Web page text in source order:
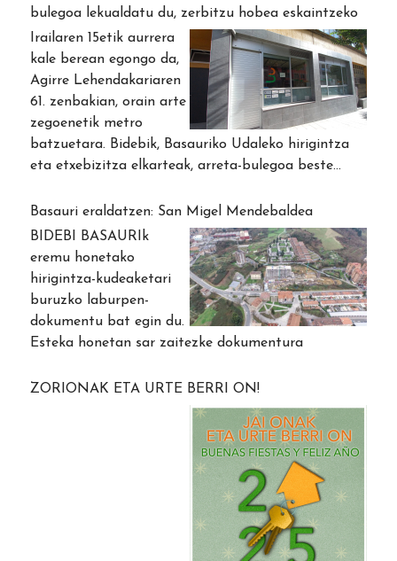
bulegoa lekualdatu du, zerbitzu hobea eskaintzeko
Irailaren 15etik aurrera
kale berean egongo da,
Agirre Lehendakariaren
61. zenbakian, orain arte
zegoenetik metro
batzuetara. Bidebik, Basauriko Udaleko hirigintza
eta etxebizitza elkarteak, arreta-bulegoa beste…
Basauri eraldatzen: San Migel Mendebaldea
BIDEBI BASAURIk
eremu honetako
hirigintza-kudeaketari
buruzko laburpen-
dokumentu bat egin du.
Esteka honetan sar zaitezke dokumentura
ZORIONAK ETA URTE BERRI ON!